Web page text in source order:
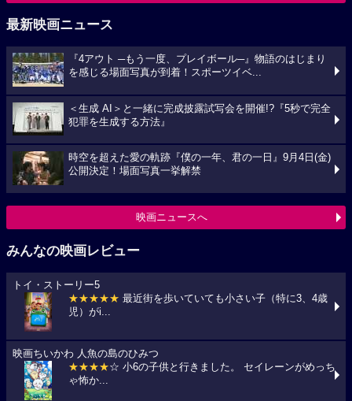
最新映画ニュース
『4アウト ─もう一度、プレイボール─』物語のはじまり
を感じる場面写真が到着！スポーツイベ...
＜生成 AI＞と一緒に完成披露試写会を開催!?『5秒で完全
犯罪を生成する方法』
時空を超えた愛の軌跡『僕の一年、君の一日』9月4日(金)
公開決定！場面写真一挙解禁
映画ニュースへ
みんなの映画レビュー
トイ・ストーリー5
★★★★★ 最近街を歩いていても小さい子（特に3、4歳
児）がi...
映画ちいかわ 人魚の島のひみつ
★★★★☆ 小6の子供と行きました。 セイレーンがめっち
ゃ怖か...